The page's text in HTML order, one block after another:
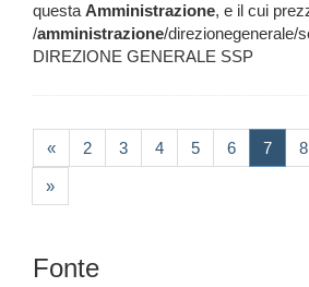
questaAmministrazione, e il cui
/amministrazione/direzionegenerale/
DIREZIONE GENERALE SSP
« 2 3 4 5 6 7 8
»
Fonte